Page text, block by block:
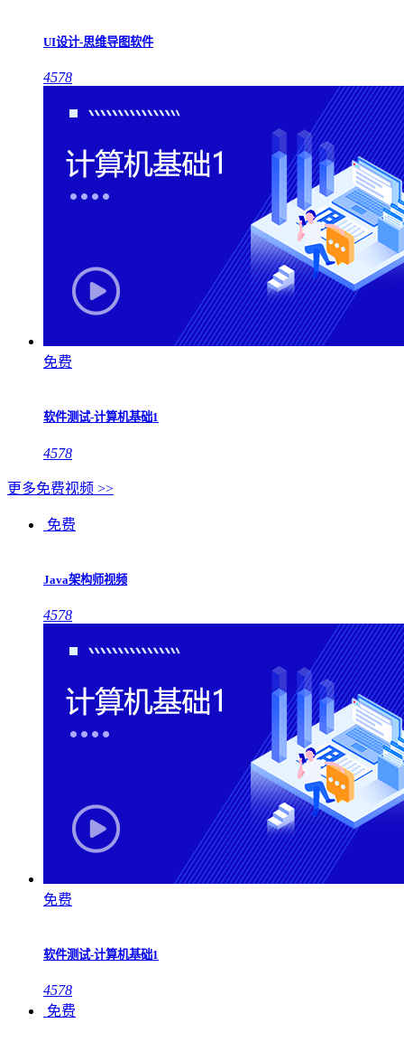
UI设计-思维导图软件
4578
免费
软件测试-计算机基础1
4578
更多免费视频 >>
免费
Java架构师视频
4578
免费
软件测试-计算机基础1
4578
免费